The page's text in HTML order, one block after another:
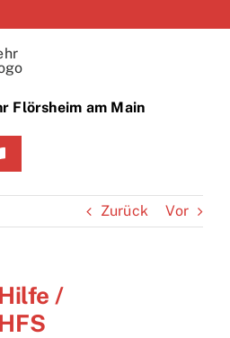
Flörsheim am Main
Zurück Vor
/